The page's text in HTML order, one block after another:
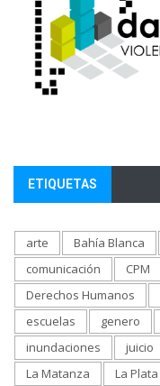
ETIQUETAS
arte Bahía Blanca
comunicación
CPM
Derechos Humanos
escuelas
genero
inundaciones
juicio
La Matanza
La Plata